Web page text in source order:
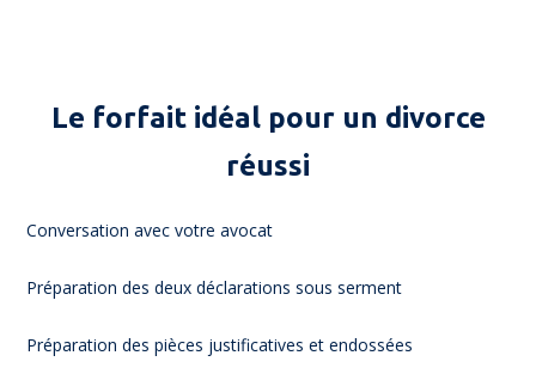
Le forfait idéal pour un divorce
réussi
Conversation avec votre avocat
Préparation des deux déclarations sous serment
Préparation des pièces justificatives et endossées